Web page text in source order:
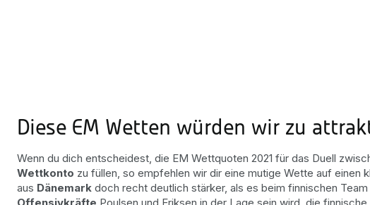
Diese EM Wetten würden wir zu
Wenn du dich entscheidest, die EM Wettquoten 2021 für das Duell
Wettkonto zu füllen, so empfehlen wir dir eine mutige Wette auf einen
aus Dänemark doch recht deutlich stärker, als es beim finnischen